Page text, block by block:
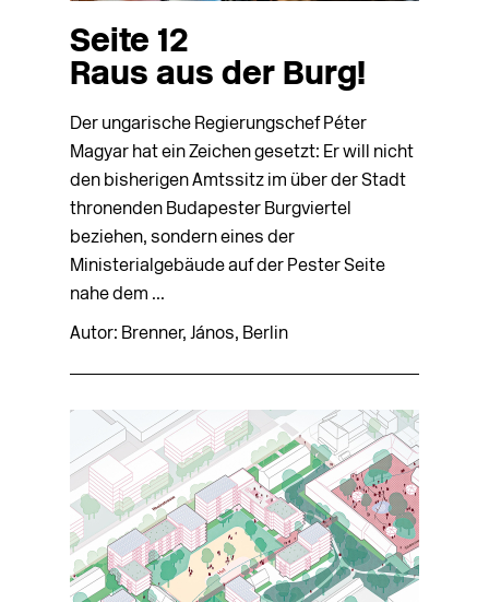
Seite 12
Raus aus der Burg!
Der ungarische Regierungschef Péter
Magyar hat ein Zeichen gesetzt: Er will nicht
den bisherigen Amtssitz im über der Stadt
thronenden Budapester Burgviertel
beziehen, sondern eines der
Ministerialgebäude auf der Pester Seite
nahe dem ...
Autor: Brenner, János, Berlin